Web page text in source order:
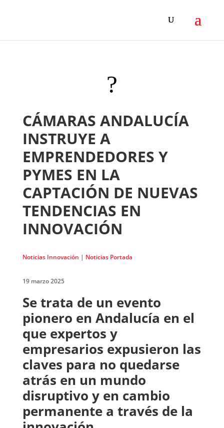
?
CÁMARAS ANDALUCÍA
INSTRUYE A
EMPRENDEDORES Y
PYMES EN LA
CAPTACIÓN DE NUEVAS
TENDENCIAS EN
INNOVACIÓN
Noticias Innovación | Noticias Portada
19 marzo 2025
Se trata de un evento
pionero en Andalucía en el
que expertos y
empresarios expusieron las
claves para no quedarse
atrás en un mundo
disruptivo y en cambio
permanente a través de la